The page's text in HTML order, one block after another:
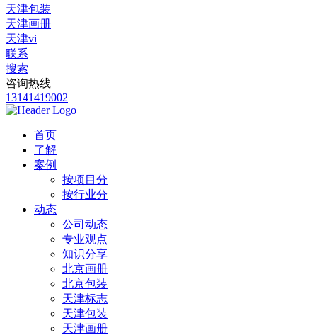
天津包装
天津画册
天津vi
联系
搜索
咨询热线
13141419002
首页
了解
案例
按项目分
按行业分
动态
公司动态
专业观点
知识分享
北京画册
北京包装
天津标志
天津包装
天津画册